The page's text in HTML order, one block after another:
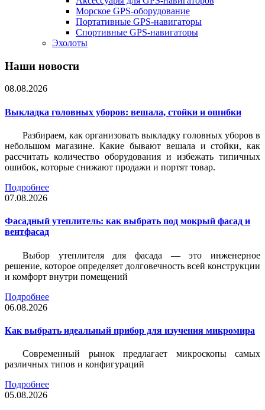
Морское GPS-оборудование
Портативные GPS-навигаторы
Спортивные GPS-навигаторы
Эхолоты
Наши новости
08.08.2026
Выкладка головных уборов: вешала, стойки и ошибки
Разбираем, как организовать выкладку головных уборов в
небольшом магазине. Какие бывают вешала и стойки, как
рассчитать количество оборудования и избежать типичных
ошибок, которые снижают продажи и портят товар.
Подробнее
07.08.2026
Фасадный утеплитель: как выбрать под мокрый фасад и
вентфасад
Выбор утеплителя для фасада — это инженерное
решение, которое определяет долговечность всей конструкции
и комфорт внутри помещений
Подробнее
06.08.2026
Как выбрать идеальный прибор для изучения микромира
Современный рынок предлагает микроскопы самых
различных типов и конфигураций
Подробнее
05.08.2026